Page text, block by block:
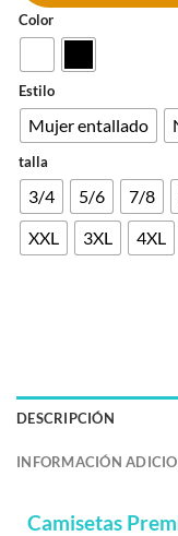
Color
Estilo
Mujer entallado
talla
3/4 5/6 7/8
XXL
3XL 4XL
DESCRIPCIÓN
INFORMACIÓN
Camisetas